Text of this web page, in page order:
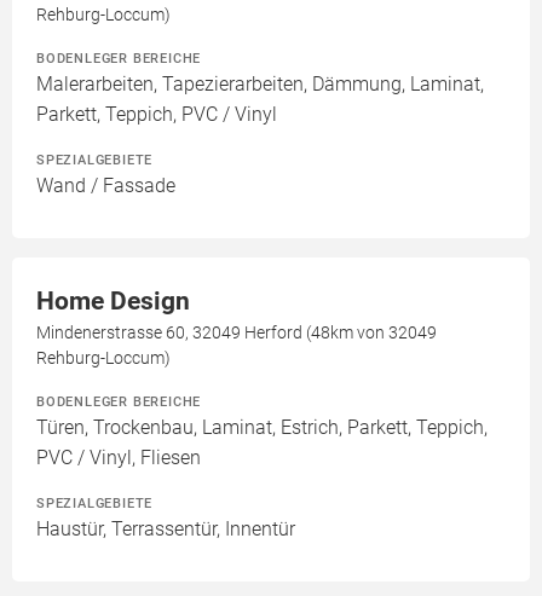
Rehburg-Loccum)
BODENLEGER BEREICHE
Malerarbeiten, Tapezierarbeiten, Dämmung, Laminat,
Parkett, Teppich, PVC / Vinyl
SPEZIALGEBIETE
Wand / Fassade
Home Design
Mindenerstrasse 60, 32049 Herford (48km von 32049
Rehburg-Loccum)
BODENLEGER BEREICHE
Türen, Trockenbau, Laminat, Estrich, Parkett, Teppich,
PVC / Vinyl, Fliesen
SPEZIALGEBIETE
Haustür, Terrassentür, Innentür